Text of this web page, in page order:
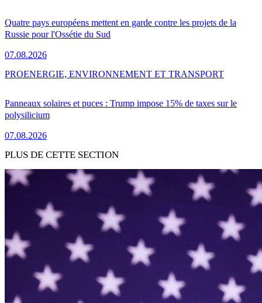
Quatre pays européens mettent en garde contre les projets de la
Russie pour l'Ossétie du Sud
07.08.2026
Panneaux solaires et puces : Trump impose 15% de taxes sur le
polysilicium
07.08.2026
PROENERGIE, ENVIRONNEMENT ET TRANSPORT
PLUS DE CETTE SECTION